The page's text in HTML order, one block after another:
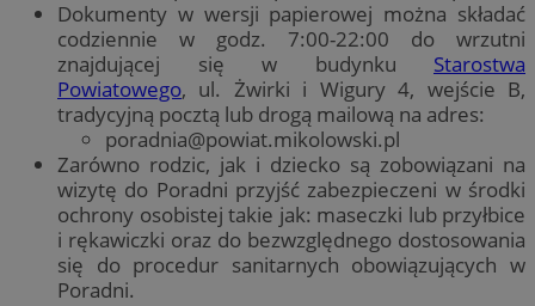
Dokumenty w wersji papierowej można składać
codziennie w godz. 7:00-22:00 do wrzutni
znajdującej się w budynku Starostwa
Powiatowego, ul. Żwirki i Wigury 4, wejście B,
tradycyjną pocztą lub drogą mailową na adres:
poradnia@powiat.mikolowski.pl
Zarówno rodzic, jak i dziecko są zobowiązani na
wizytę do Poradni przyjść zabezpieczeni w środki
ochrony osobistej takie jak: maseczki lub przyłbice
i rękawiczki oraz do bezwzględnego dostosowania
się do procedur sanitarnych obowiązujących w
Poradni.